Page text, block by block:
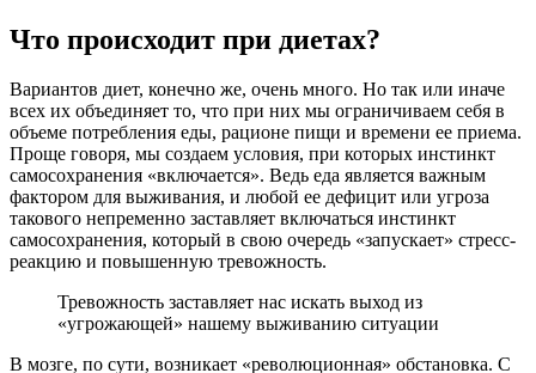
Что происходит при диетах?
Вариантов диет, конечно же, очень много. Но так или иначе
всех их объединяет то, что при них мы ограничиваем себя в
объеме потребления еды, рационе пищи и времени ее приема.
Проще говоря, мы создаем условия, при которых инстинкт
самосохранения «включается». Ведь еда является важным
фактором для выживания, и любой ее дефицит или угроза
такового непременно заставляет включаться инстинкт
самосохранения, который в свою очередь «запускает» стресс-
реакцию и повышенную тревожность.
Тревожность заставляет нас искать выход из
«угрожающей» нашему выживанию ситуации
В мозге, по сути, возникает «революционная» обстановка. С